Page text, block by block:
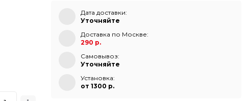
Дата доставки:
Уточняйте
Доставка по Москве:
290 р.
Самовывоз:
Уточняйте
Установка:
от 1300 p.